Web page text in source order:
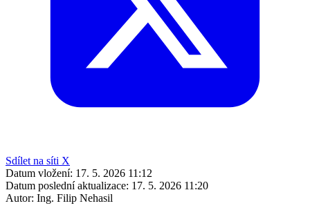
Sdílet na síti X
Datum vložení: 17. 5. 2026 11:12
Datum poslední aktualizace: 17. 5. 2026 11:20
Autor: Ing. Filip Nehasil